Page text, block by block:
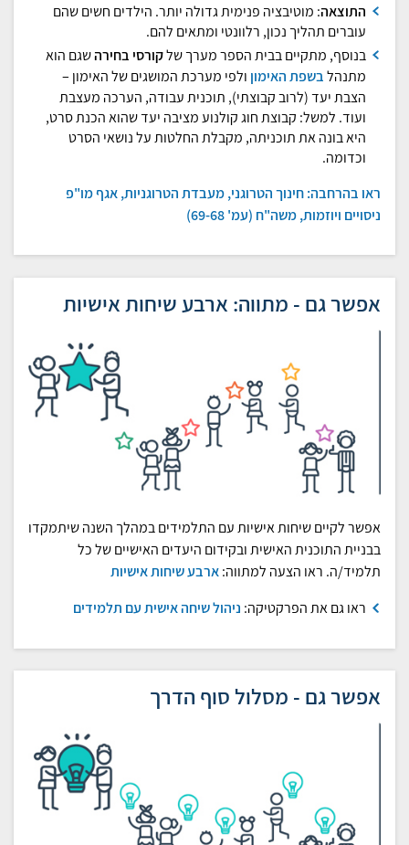
התוצאה: מוטיבציה פנימית גדולה יותר. הילדים חשים שהם
עוברים תהליך נכון, רלוונטי ומתאים להם.
בנוסף, מתקיים בבית הספר מערך שלקורסי בחירהשגם הוא
מתנהלבשפת האימון ולפי מערכת המושגים של האימון –
הצבת יעד (לרוב קבוצתי), תוכנית עבודה, הערכה מעצבת
ועוד. למשל: קבוצת חוג קולנוע מציבה יעד שהוא הכנת סרט,
היא בונה את תוכניתה, מקבלת החלטות על נושאי הסרט
וכדומה.
ראו בהרחבה: חינוך הטרוגני, מעבדת הטרוגניות, אגף מו"פ
ניסויים ויוזמות, משה"ח (עמ' 69-68)
אפשר גם - מתווה: ארבע שיחות אישיות
אפשר לקיים שיחות אישיות עם התלמידים במהלך השנה שיתמקדו
בבניית התוכנית האישית ובקידום היעדים האישיים של כל
תלמיד/ה. ראו הצעה למתווה:ארבע שיחות אישיות
ראו גם את הפרקטיקה: ניהול שיחה אישית עם תלמידים
אפשר גם - מסלול סוף הדרך